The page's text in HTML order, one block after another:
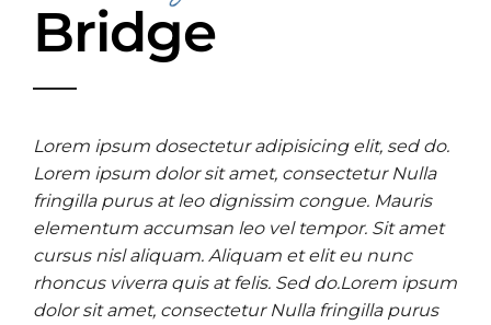
Bridge
Lorem ipsum dosectetur adipisicing elit, sed do.
Lorem ipsum dolor sit amet, consectetur Nulla
fringilla purus at leo dignissim congue. Mauris
elementum accumsan leo vel tempor. Sit amet
cursus nisl aliquam. Aliquam et elit eu nunc
rhoncus viverra quis at felis. Sed do.Lorem ipsum
dolor sit amet, consectetur Nulla fringilla purus